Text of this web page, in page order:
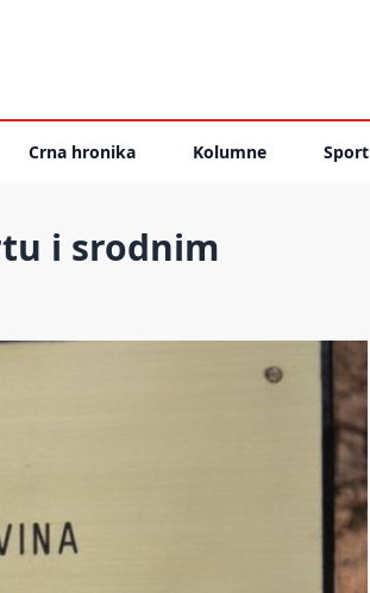
Crna hronika Kolumne Sport
i srodnim